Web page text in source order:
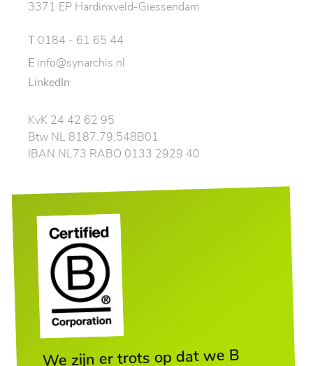
3371 EP Hardinxveld-Giessendam
0184 - 61 65 44
E info@synarchis.nl
LinkedIn
KvK 24 42 62 95
Btw NL 8187.79.548B01
IBAN NL73 RABO 0133 2929 40
We zijn er trots op dat we B